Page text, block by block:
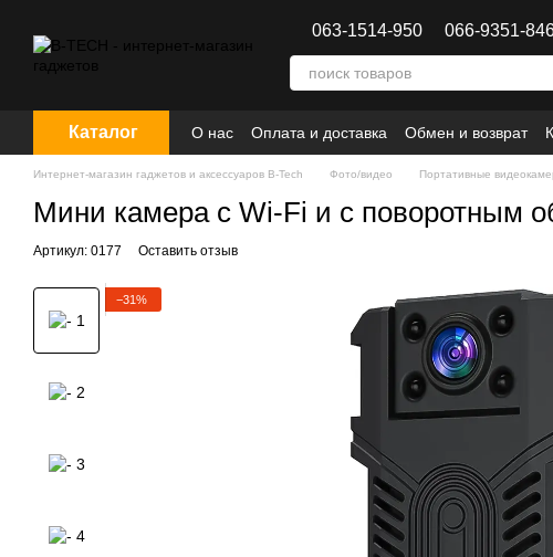
063-1514-950 066-9351-
Каталог О нас Оплата и доставка Обмен и возврат
Интернет-магазин гаджетов и аксессуаров B-Tech Фото/видео Портативные
Мини камера с Wi-Fi и с поворотным
Артикул: 0177 Оставить отзыв
−31%